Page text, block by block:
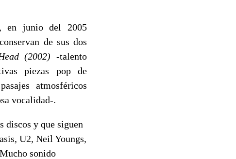
en junio del 2005
de sus dos
(2002) -talento
piezas pop de
atmosféricos
vocalidad-.
discos y que siguen
U2, Neil Youngs,
sonido